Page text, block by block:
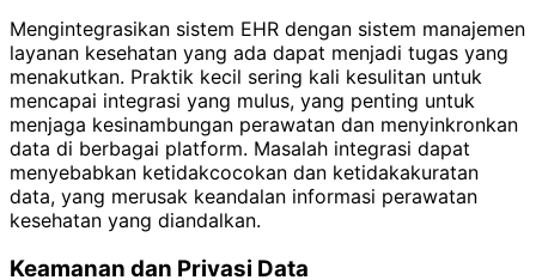
Mengintegrasikan sistem EHR dengan sistem manajemen
layanan kesehatan yang ada dapat menjadi tugas yang
menakutkan. Praktik kecil sering kali kesulitan untuk
mencapai integrasi yang mulus, yang penting untuk
menjaga kesinambungan perawatan dan menyinkronkan
data di berbagai platform. Masalah integrasi dapat
menyebabkan ketidakcocokan dan ketidakakuratan
data, yang merusak keandalan informasi perawatan
kesehatan yang diandalkan.
Keamanan dan Privasi Data